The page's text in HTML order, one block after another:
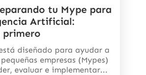
tu Mype para
Artificial:
primero
diseñado para ayudar a
empresas (Mypes)
evaluar e implementar...